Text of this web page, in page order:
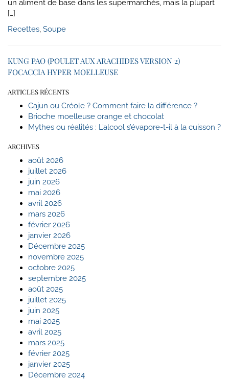
un aliment de base dans les supermarchés, mais la plupart
[…]
Recettes, Soupe
KUNG PAO (POULET AUX ARACHIDES VERSION 2)
FOCACCIA HYPER MOELLEUSE
ARTICLES RÉCENTS
Cajun ou Créole ? Comment faire la différence ?
Brioche moelleuse orange et chocolat
Mythes ou réalités : L’alcool s’évapore-t-il à la cuisson ?
ARCHIVES
août 2026
juillet 2026
juin 2026
mai 2026
avril 2026
mars 2026
février 2026
janvier 2026
Décembre 2025
novembre 2025
octobre 2025
septembre 2025
août 2025
juillet 2025
juin 2025
mai 2025
avril 2025
mars 2025
février 2025
janvier 2025
Décembre 2024